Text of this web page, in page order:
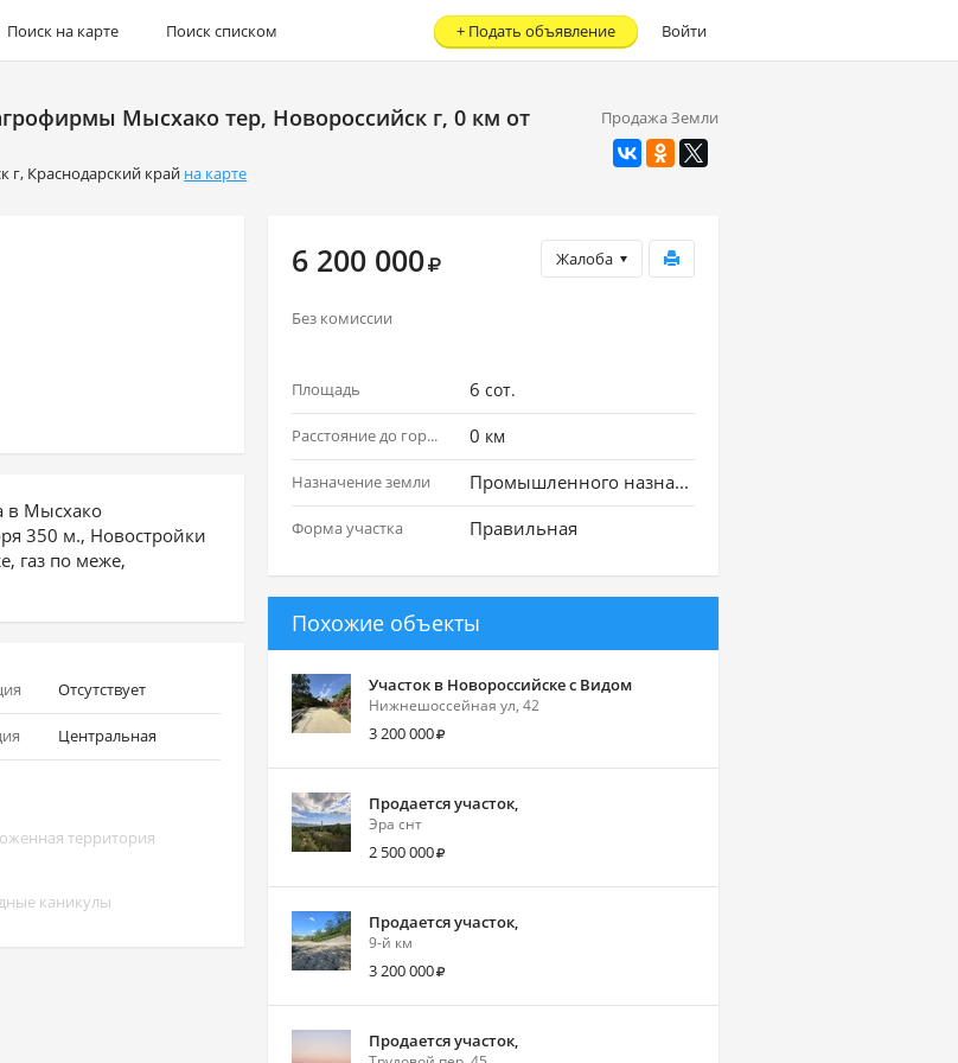
Поиск на карте Поиск списком Войти
+ Подать объявление
Продажа Земли
Мысхако тер, Новороссийск г, 0 км от
г, Краснодарский край на карте
в Мысхако
350 м., Новостройки
газ по меже,
Отсутствует
Центральная
территория
каникулы
Жалоба
6 200 000
Без комиссии
Площадь 6 сот.
Расстояние до города 0 км
Назначение земли Промышленного назначения
Форма участка Правильная
Похожие объекты
Участок в Новороссийске с Видом
Нижнешоссейная ул, 42
3 200 000
Продается участок,
Эра снт
2 500 000
Продается участок,
9-й км
3 200 000
Продается участок,